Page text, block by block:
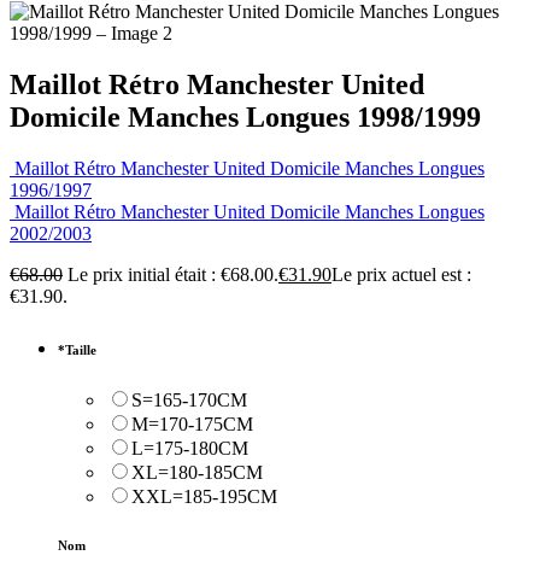
Maillot Rétro Manchester United
Domicile Manches Longues 1998/1999
Maillot Rétro Manchester United Domicile Manches Longues
1996/1997
Maillot Rétro Manchester United Domicile Manches Longues
2002/2003
€68.00 Le prix initial était : €68.00.€31.90Le prix actuel est :
€31.90.
*Taille
S=165-170CM
M=170-175CM
L=175-180CM
XL=180-185CM
XXL=185-195CM
Nom